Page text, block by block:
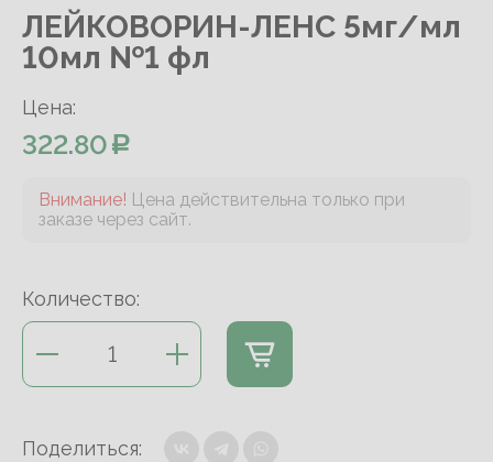
ЛЕЙКОВОРИН-ЛЕНС 5мг/мл
10мл №1 фл
Цена:
322.80
Внимание! Цена действительна только при
заказе через сайт.
Количество:
Поделиться: